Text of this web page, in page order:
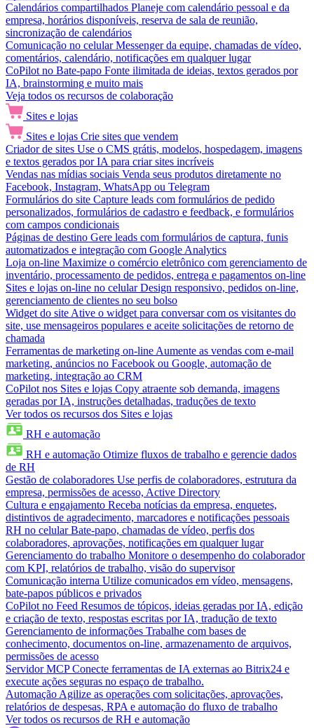
Calendários compartilhados Planeje com calendário pessoal e da
empresa, horários disponíveis, reserva de sala de reunião,
sincronização de calendários
Comunicação no celular Messenger da equipe, chamadas de vídeo,
comentários, calendário, notificações em qualquer lugar
CoPilot no Bate-papo Fonte ilimitada de ideias, textos gerados por
IA, brainstorming e muito mais
Veja todos os recursos de colaboração
Sites e lojas
Sites e lojas Crie sites que vendem
Criador de sites Use o CMS grátis, modelos, hospedagem, imagens
e textos gerados por IA para criar sites incríveis
Vendas nas mídias sociais Venda seus produtos diretamente no
Facebook, Instagram, WhatsApp ou Telegram
Formulários do site Capture leads com formulários de pedido
personalizados, formulários de cadastro e feedback, e formulários
com campos condicionais
Páginas de destino Gere leads com formulários de captura, funis
automatizados e integração com Google Analytics
Loja on-line Maximize o comércio eletrônico com gerenciamento de
inventário, processamento de pedidos, entrega e pagamentos on-line
Sites e lojas on-line no celular Design responsivo, pedidos on-line,
gerenciamento de clientes no seu bolso
Widget do site Ative o widget para conversar com os visitantes do
site, use mensageiros populares e aceite solicitações de retorno de
chamada
Ferramentas de marketing on-line Aumente as vendas com e-mail
marketing, anúncios no Facebook ou Google, automação de
marketing, integração ao CRM
CoPilot nos Sites e lojas Copy atraente sob demanda, imagens
geradas por IA, instruções detalhadas, traduções de texto
Ver todos os recursos dos Sites e lojas
RH e automação
RH e automação Otimize fluxos de trabalho e gerencie dados
de RH
Gestão de colaboradores Use perfis de colaboradores, estrutura da
empresa, permissões de acesso, Active Directory
Cultura e engajamento Receba notícias da empresa, enquetes,
distintivos de agradecimento, marcadores e notificações pessoais
RH no celular Bate-papo, chamadas de vídeo, perfis dos
colaboradores, aprovações, notificações em qualquer lugar
Gerenciamento do trabalho Monitore o desempenho do colaborador
com KPI, relatórios de trabalho, visão do supervisor
Comunicação interna Utilize comunicados em vídeo, mensagens,
bate-papos públicos e privados
CoPilot no Feed Resumos de tópicos, ideias geradas por IA, edição
e criação de texto, respostas escritas por IA, tradução de texto
Gerenciamento de informações Trabalhe com bases de
conhecimento, documentos on-line, armazenamento de arquivos,
permissões de acesso
Servidor MCP Conecte ferramentas de IA externas ao Bitrix24 e
execute ações seguras no espaço de trabalho.
Automação Agilize as operações com solicitações, aprovações,
relatórios de despesas, RPA e automação do fluxo de trabalho
Ver todos os recursos de RH e automação